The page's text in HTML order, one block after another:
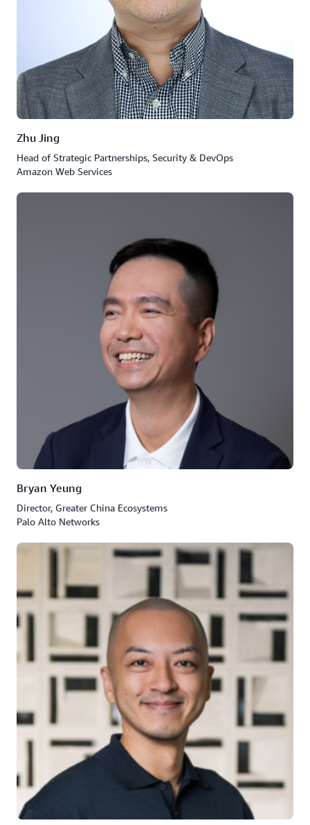
Zhu Jing
Head of Strategic Partnerships, Security & DevOps
Amazon Web Services
Bryan Yeung
Director, Greater China Ecosystems
Palo Alto Networks